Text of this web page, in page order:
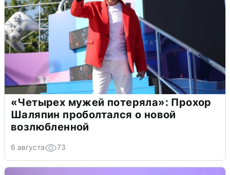
«Четырех мужей потеряла»: Прохор
Шаляпин проболтался о новой
возлюбленной
6 августа 73